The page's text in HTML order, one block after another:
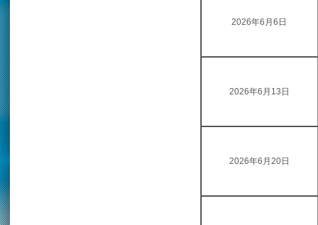
2026年6月6日
2026年6月13日
2026年6月20日